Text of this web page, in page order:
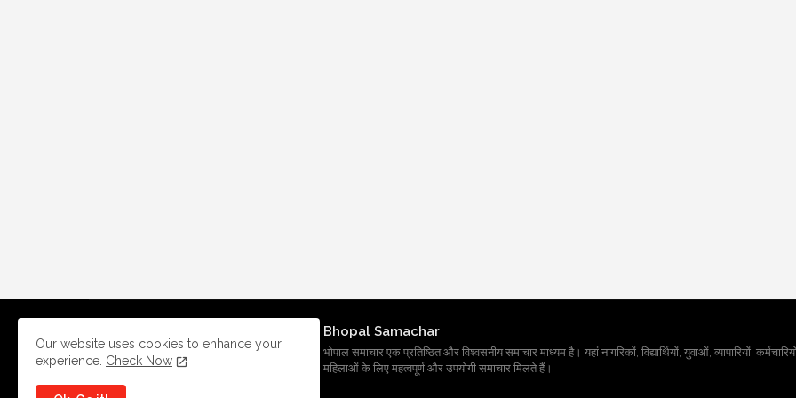
Bhopal Samachar
भोपाल समाचार एक प्रतिष्ठित और विश्वसनीय समाचार माध्यम है। यहां नागरिकों, विद्यार्थियों, युवाओं, व्यापारियों,
महिलाओं के लिए महत्वपूर्ण और उपयोगी समाचार मिलते हैं।
Our website uses cookies to enhance your
experience. Check Now